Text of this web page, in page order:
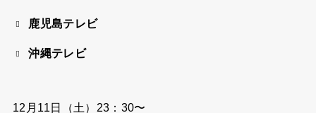
鹿児島テレビ
沖縄テレビ
12月11日（土）23：30〜